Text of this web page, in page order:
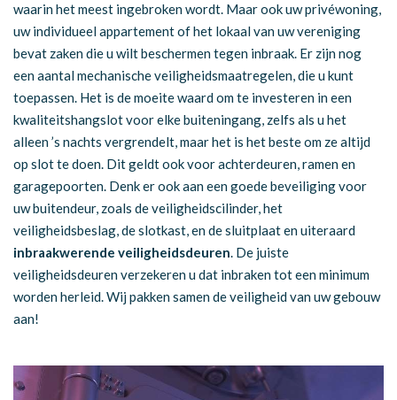
waarin het meest ingebroken wordt. Maar ook uw privéwoning,
uw individueel appartement of het lokaal van uw vereniging
bevat zaken die u wilt beschermen tegen inbraak. Er zijn nog
een aantal mechanische veiligheidsmaatregelen, die u kunt
toepassen. Het is de moeite waard om te investeren in een
kwaliteitshangslot voor elke buiteningang, zelfs als u het
alleen ’s nachts vergrendelt, maar het is het beste om ze altijd
op slot te doen. Dit geldt ook voor achterdeuren, ramen en
garagepoorten. Denk er ook aan een goede beveiliging voor
uw buitendeur, zoals de veiligheidscilinder, het
veiligheidsbeslag, de slotkast, en de sluitplaat en uiteraard
inbraakwerende veiligheidsdeuren. De juiste
veiligheidsdeuren verzekeren u dat inbraken tot een minimum
worden herleid. Wij pakken samen de veiligheid van uw gebouw
aan!